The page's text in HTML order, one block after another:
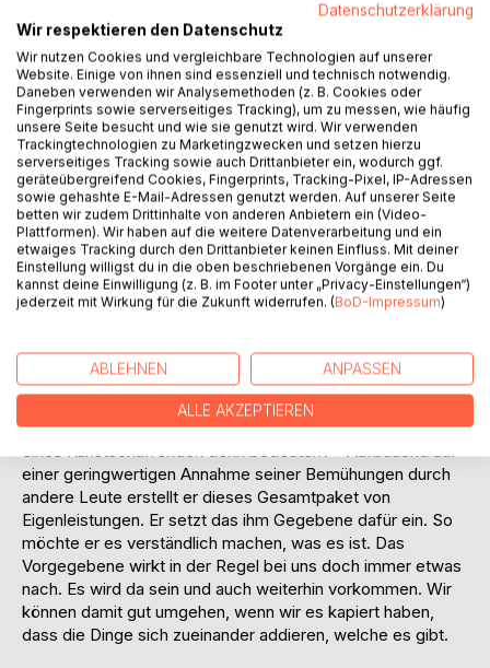
sein und doch wird es das Gesamte sein, was seinen
Habitus ausmacht und bedingt.
Dieses Werk ist eine Spiegelung seiner Beweggründe und
Handlungen. Erscheinen wird daran allein nur etwas, was
ihm auch wirklich eingegeben ist. Dieses 'Mandala' soll das
eigentliche Herzstück seines Werkes sein. Es ist durch
allerlei Linien und Farbflächen gekennzeichnet. Diese
möchten im Verbund von der Leserschaft angesehen
werden. Man soll sie auf sich im Ganzen als Gesamtes
einwirken lassen. Was jedoch nicht nötig sein würde, das
wäre es, diese dem Autor und dessen Leben sogleich
schon zuzuordnen und alles hier Vorkommende auf einen
Schlag hinreichend zu verstehen. Gute Dinge brauchen
Erwachsen. Auch für Schneiders Werk und dessen
Rezeption wird diese Aussage Gültigkeit behalten.
Was soll die Darstellung einer Gesamtschau des Werkes
eines Kunstschaffenden denn bedeuten? - Aufbauend auf
einer geringwertigen Annahme seiner Bemühungen durch
andere Leute erstellt er dieses Gesamtpaket von
Eigenleistungen. Er setzt das ihm Gegebene dafür ein. So
möchte er es verständlich machen, was es ist. Das
Vorgegebene wirkt in der Regel bei uns doch immer etwas
nach. Es wird da sein und auch weiterhin vorkommen. Wir
können damit gut umgehen, wenn wir es kapiert haben,
dass die Dinge sich zueinander addieren, welche es gibt.
Datenschutzerklärung
Wir respektieren den Datenschutz
Wir nutzen Cookies und vergleichbare Technologien auf unserer
Website. Einige von ihnen sind essenziell und technisch notwendig.
Daneben verwenden wir Analysemethoden (z. B. Cookies oder
Fingerprints sowie serverseitiges Tracking), um zu messen, wie häufig
unsere Seite besucht und wie sie genutzt wird. Wir verwenden
Trackingtechnologien zu Marketingzwecken und setzen hierzu
serverseitiges Tracking sowie auch Drittanbieter ein, wodurch ggf.
geräteübergreifend Cookies, Fingerprints, Tracking-Pixel, IP-Adressen
sowie gehashte E-Mail-Adressen genutzt werden. Auf unserer Seite
betten wir zudem Drittinhalte von anderen Anbietern ein (Video-
Plattformen). Wir haben auf die weitere Datenverarbeitung und ein
etwaiges Tracking durch den Drittanbieter keinen Einfluss. Mit deiner
Einstellung willigst du in die oben beschriebenen Vorgänge ein. Du
kannst deine Einwilligung (z. B. im Footer unter „Privacy-Einstellungen“)
jederzeit mit Wirkung für die Zukunft widerrufen. (BoD-Impressum)
ABLEHNEN ANPASSEN
ALLE AKZEPTIEREN